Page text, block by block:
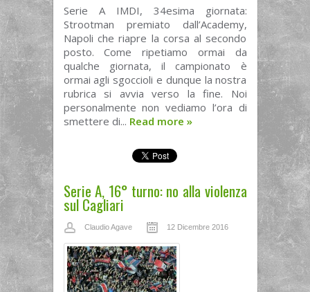
Serie A IMDI, 34esima giornata:
Strootman premiato dall’Academy,
Napoli che riapre la corsa al secondo
posto. Come ripetiamo ormai da
qualche giornata, il campionato è
ormai agli sgoccioli e dunque la nostra
rubrica si avvia verso la fine. Noi
personalmente non vediamo l’ora di
smettere di... Read more »
Serie A, 16° turno: no alla violenza
sul Cagliari
Claudio Agave 12 Dicembre 2016